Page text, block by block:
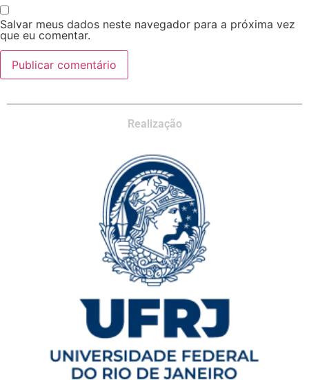
Salvar meus dados neste navegador para a próxima vez
que eu comentar.
Realização